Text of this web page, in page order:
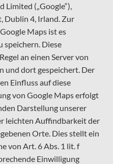
Limited („Google“),
Dublin 4, Irland. Zur
Maps ist es
speichern. Diese
an einen Server von
und dort gespeichert. Der
Einfluss auf diese
von Google Maps erfolgt
Darstellung unserer
leichten Auffindbarkeit der
Orte. Dies stellt ein
von Art. 6 Abs. 1 lit. f
Einwilligung